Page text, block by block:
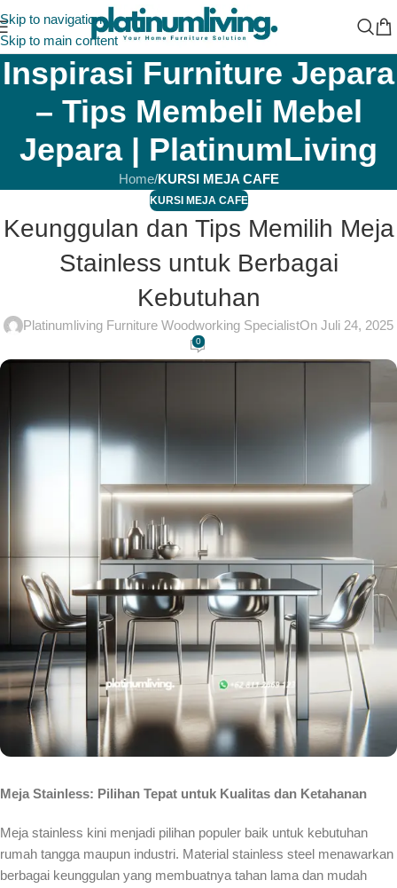
Skip to navigation
Skip to main content
Inspirasi Furniture Jepara
– Tips Membeli Mebel
Jepara | PlatinumLiving
Home/KURSI MEJA CAFE
KURSI MEJA CAFE
Keunggulan dan Tips Memilih Meja
Stainless untuk Berbagai
Kebutuhan
Platinumliving Furniture Woodworking SpecialistOn Juli 24, 2025
0
Meja Stainless: Pilihan Tepat untuk Kualitas dan Ketahanan
Meja stainless kini menjadi pilihan populer baik untuk kebutuhan
rumah tangga maupun industri. Material stainless steel menawarkan
berbagai keunggulan yang membuatnya tahan lama dan mudah